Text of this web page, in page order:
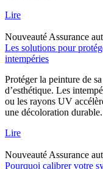
Lire
Nouveauté Assurance
Les solutions pour
intempéries
Protéger la peinture de
d’esthétique. Les
ou les rayons UV
une décoloration durable.
Lire
Nouveauté Assurance
Pourquoi calibrer votre